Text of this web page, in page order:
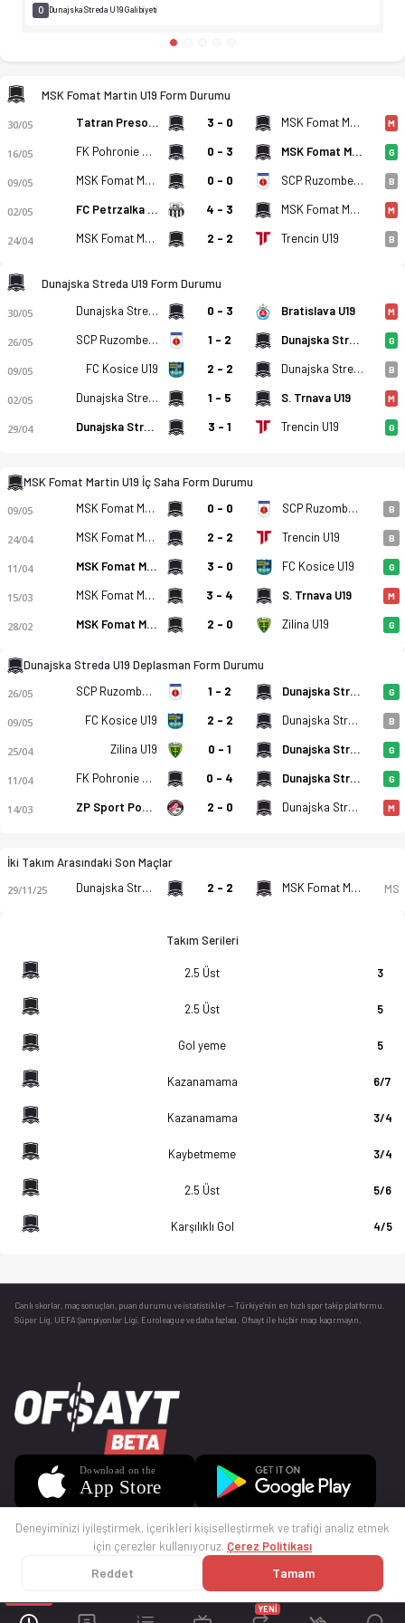
YENİ
MSK Fomat Martin U19 - FC DAC 1904 Dunajska Streda
0 Dunajska Streda U19 Galibiyeti
MSK Fomat Martin U19 Form Durumu
30/05 Tatran Presov U19 3 - 0 MSK Fomat Martin U19 M
16/05 FK Pohronie U19 0 - 3 MSK Fomat Martin U19 G
09/05 MSK Fomat Martin U19 0 - 0 SCP RuzomberokU19 B
02/05 FC Petrzalka U19 4 - 3 MSK Fomat Martin U19 M
24/04 MSK Fomat Martin U19 2 - 2 Trencin U19 B
Dunajska Streda U19 Form Durumu
30/05 Dunajska Streda U19 0 - 3 Bratislava U19 M
26/05 SCP RuzomberokU19 1 - 2 Dunajska Streda U19 G
09/05 FC Kosice U19 2 - 2 Dunajska Streda U19 B
02/05 Dunajska Streda U19 1 - 5 S. Trnava U19 M
29/04 Dunajska Streda U19 3 - 1 Trencin U19 G
MSK Fomat Martin U19 İç Saha Form Durumu
09/05 MSK Fomat Martin U19 0 - 0 SCP RuzomberokU19 B
24/04 MSK Fomat Martin U19 2 - 2 Trencin U19 B
11/04 MSK Fomat Martin U19 3 - 0 FC Kosice U19 G
15/03 MSK Fomat Martin U19 3 - 4 S. Trnava U19 M
28/02 MSK Fomat Martin U19 2 - 0 Zilina U19 G
Dunajska Streda U19 Deplasman Form Durumu
26/05 SCP RuzomberokU19 1 - 2 Dunajska Streda U19 G
09/05 FC Kosice U19 2 - 2 Dunajska Streda U19 B
25/04 Zilina U19 0 - 1 Dunajska Streda U19 G
11/04 FK Pohronie U19 0 - 4 Dunajska Streda U19 G
14/03 ZP Sport Podbrezova U19 2 - 0 Dunajska Streda U19 M
İki Takım Arasındaki Son Maçlar
29/11/25 Dunajska Streda U19 2 - 2 MSK Fomat Martin U19 MS
Takım Serileri
2.5 Üst 3
2.5 Üst 5
Gol yeme 5
Kazanamama 6/7
Kazanamama 3/4
Kaybetmeme 3/4
2.5 Üst 5/6
Karşılıklı Gol 4/5
Canlı skorlar , maç sonuçları, puan durumu ve istatistikler — Türkiye’nin en hızlı spor takip platformu.
Süper Lig, UEFA Şampiyonlar Ligi, Euroleague ve daha fazlası. Ofsayt ile hiçbir maçı kaçırmayın.
© 2025 Ofsayt
Deneyiminizi iyileştirmek, içerikleri kişiselleştirmek ve trafiği analiz etmek
için çerezler kullanıyoruz. Çerez Politikası
Reddet Tamam